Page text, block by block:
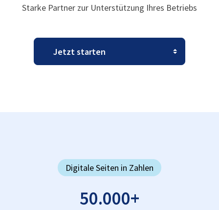
Starke Partner zur Unterstützung Ihres Betriebs
Digitale Seiten in Zahlen
50.000+